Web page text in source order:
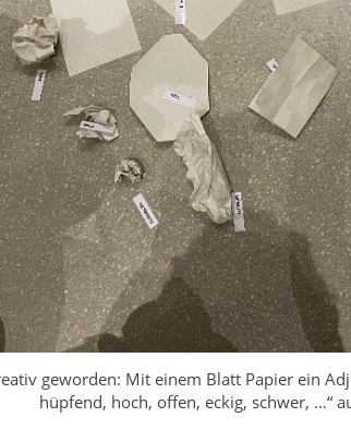
geworden: Mit einem Blatt Papier ein
hüpfend, hoch, offen, eckig, schwer, …“